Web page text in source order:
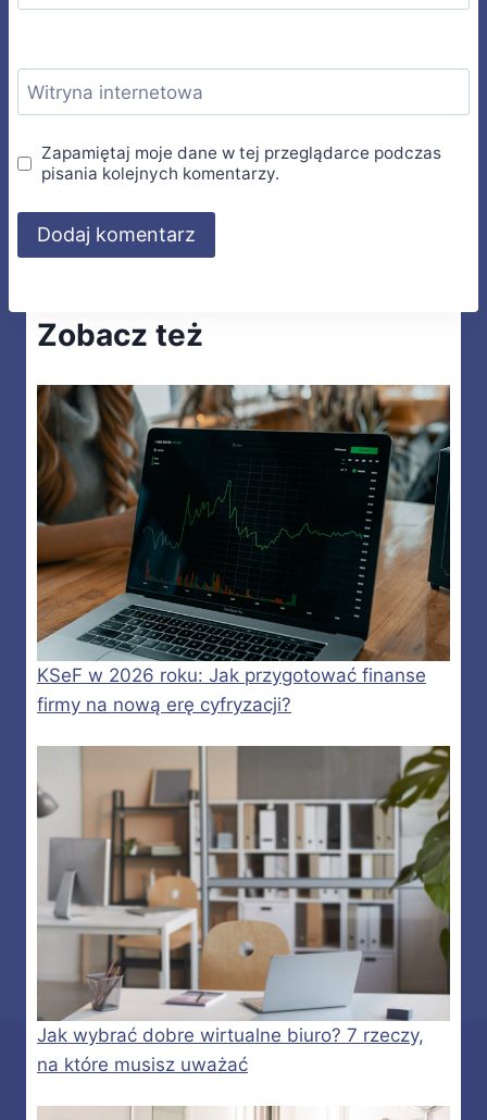
Witryna internetowa
Zapamiętaj moje dane w tej przeglądarce podczas
pisania kolejnych komentarzy.
Zobacz też
KSeF w 2026 roku: Jak przygotować finanse
firmy na nową erę cyfryzacji?
Jak wybrać dobre wirtualne biuro? 7 rzeczy,
na które musisz uważać